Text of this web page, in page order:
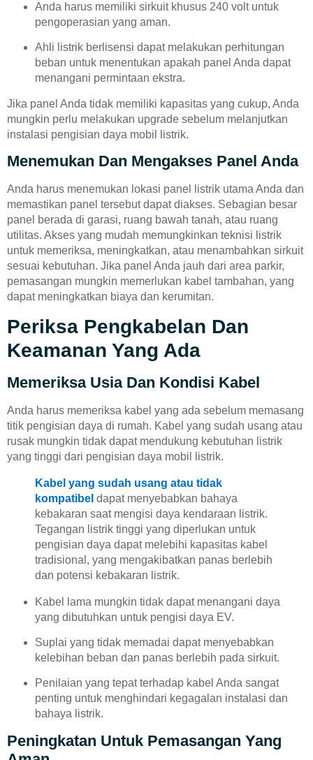
Anda harus memiliki sirkuit khusus 240 volt untuk
pengoperasian yang aman.
Ahli listrik berlisensi dapat melakukan perhitungan
beban untuk menentukan apakah panel Anda dapat
menangani permintaan ekstra.
Jika panel Anda tidak memiliki kapasitas yang cukup, Anda
mungkin perlu melakukan upgrade sebelum melanjutkan
instalasi pengisian daya mobil listrik.
Menemukan Dan Mengakses Panel Anda
Anda harus menemukan lokasi panel listrik utama Anda dan
memastikan panel tersebut dapat diakses. Sebagian besar
panel berada di garasi, ruang bawah tanah, atau ruang
utilitas. Akses yang mudah memungkinkan teknisi listrik
untuk memeriksa, meningkatkan, atau menambahkan sirkuit
sesuai kebutuhan. Jika panel Anda jauh dari area parkir,
pemasangan mungkin memerlukan kabel tambahan, yang
dapat meningkatkan biaya dan kerumitan.
Periksa Pengkabelan Dan
Keamanan Yang Ada
Memeriksa Usia Dan Kondisi Kabel
Anda harus memeriksa kabel yang ada sebelum memasang
titik pengisian daya di rumah. Kabel yang sudah usang atau
rusak mungkin tidak dapat mendukung kebutuhan listrik
yang tinggi dari pengisian daya mobil listrik.
Kabel yang sudah usang atau tidak
kompatibel dapat menyebabkan bahaya
kebakaran saat mengisi daya kendaraan listrik.
Tegangan listrik tinggi yang diperlukan untuk
pengisian daya dapat melebihi kapasitas kabel
tradisional, yang mengakibatkan panas berlebih
dan potensi kebakaran listrik.
Kabel lama mungkin tidak dapat menangani daya
yang dibutuhkan untuk pengisi daya EV.
Suplai yang tidak memadai dapat menyebabkan
kelebihan beban dan panas berlebih pada sirkuit.
Penilaian yang tepat terhadap kabel Anda sangat
penting untuk menghindari kegagalan instalasi dan
bahaya listrik.
Peningkatan Untuk Pemasangan Yang